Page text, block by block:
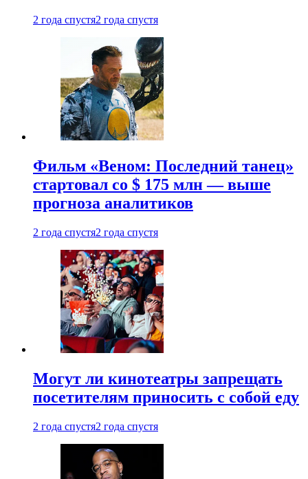
2 года спустя2 года спустя
Фильм «Веном: Последний танец»
стартовал со $ 175 млн — выше
прогноза аналитиков
2 года спустя2 года спустя
Могут ли кинотеатры запрещать
посетителям приносить с собой еду
2 года спустя2 года спустя